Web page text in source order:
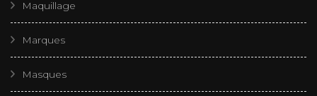
Maquillage
Marques
Masques